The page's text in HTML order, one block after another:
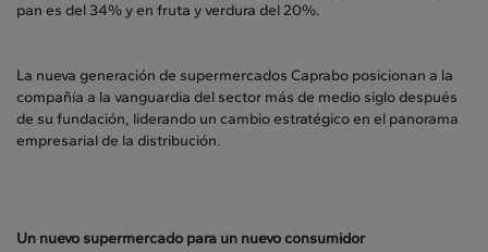
pan es del 34% y en fruta y verdura del 20%.
La nueva generación de supermercados Caprabo posicionan a la
compañía a la vanguardia del sector más de medio siglo después
de su fundación, liderando un cambio estratégico en el panorama
empresarial de la distribución.
Un nuevo supermercado para un nuevo consumidor